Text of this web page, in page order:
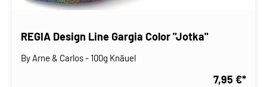
REGIA Design Line Gargia Color "Jotka"
By Arne & Carlos - 100g Knäuel
7,95 €*